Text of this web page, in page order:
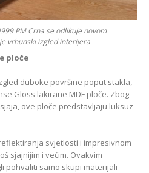
PM Crna se odlikuje novom
vrhunski izgled interijera
ploče
duboke površine poput stakla,
Gloss lakirane MDF ploče. Zbog
ove ploče predstavljaju luksuz
svjetlosti i impresivnom
sjajnijim i većim. Ovakvim
pohvaliti samo skupi materijali